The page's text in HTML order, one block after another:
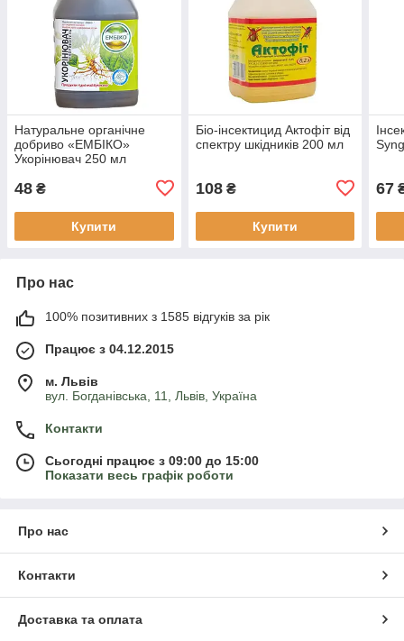
Натуральне органічне
добриво «ЕМБІКО»
Укорінювач 250 мл
48 ₴
Купити
Біо-інсектицид Актофіт від
спектру шкідників 200 мл
108₴
Купити
67
Про нас
100% позитивних з 1585 відгуків за рік
Працює з 04.12.2015
м. Львів
вул. Богданівська, 11, Львів, Україна
Контакти
Сьогодні працює з 09:00 до 15:00
Показати весь графік роботи
Про нас
Контакти
Доставка та оплата